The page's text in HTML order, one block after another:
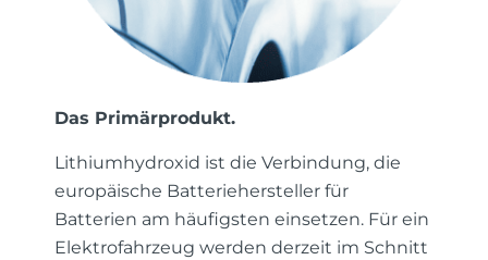
Das Primärprodukt.
Lithiumhydroxid ist die Verbindung, die
europäische Batteriehersteller für
Batterien am häufigsten einsetzen. Für ein
Elektrofahrzeug werden derzeit im Schnitt